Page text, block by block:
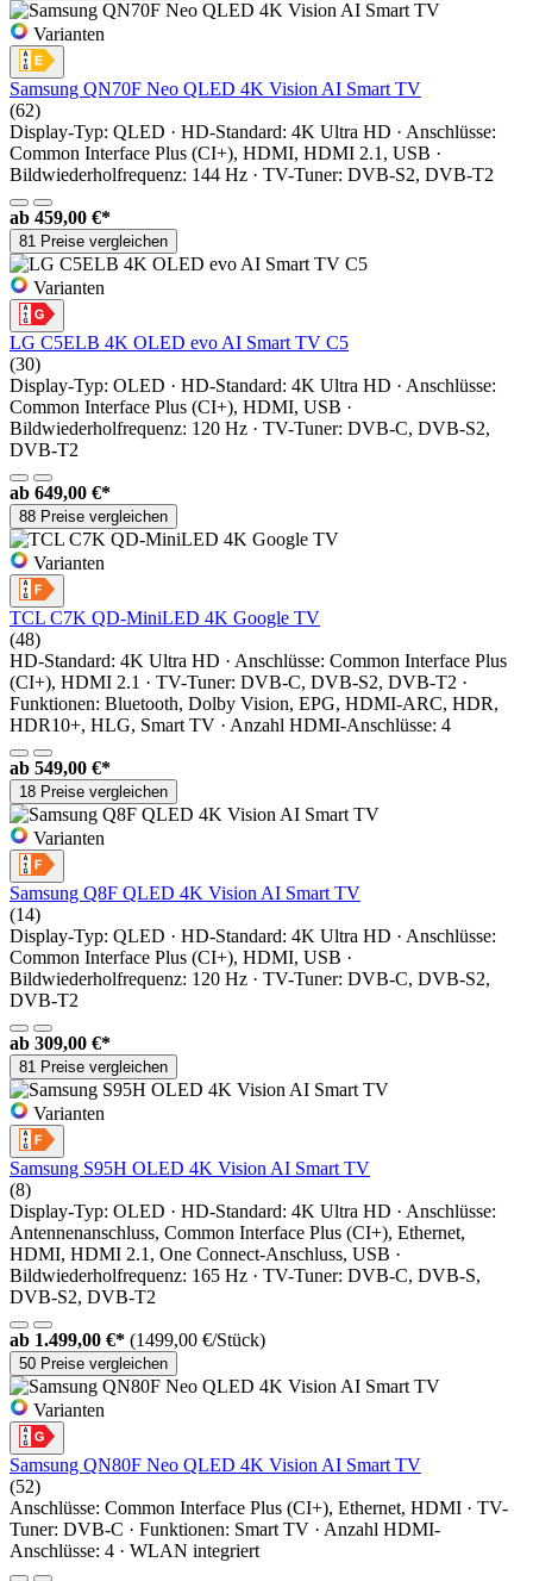
Varianten
Samsung QN70F Neo QLED 4K Vision AI Smart TV
(62)
Display-Typ: QLED · HD-Standard: 4K Ultra HD · Anschlüsse:
Common Interface Plus (CI+), HDMI, HDMI 2.1, USB ·
Bildwiederholfrequenz: 144 Hz · TV-Tuner: DVB-S2, DVB-T2
ab 459,00 €*
81 Preise vergleichen
Varianten
LG C5ELB 4K OLED evo AI Smart TV C5
(30)
Display-Typ: OLED · HD-Standard: 4K Ultra HD · Anschlüsse:
Common Interface Plus (CI+), HDMI, USB ·
Bildwiederholfrequenz: 120 Hz · TV-Tuner: DVB-C, DVB-S2,
DVB-T2
ab 649,00 €*
88 Preise vergleichen
Varianten
TCL C7K QD-MiniLED 4K Google TV
(48)
HD-Standard: 4K Ultra HD · Anschlüsse: Common Interface Plus
(CI+), HDMI 2.1 · TV-Tuner: DVB-C, DVB-S2, DVB-T2 ·
Funktionen: Bluetooth, Dolby Vision, EPG, HDMI-ARC, HDR,
HDR10+, HLG, Smart TV · Anzahl HDMI-Anschlüsse: 4
ab 549,00 €*
18 Preise vergleichen
Varianten
Samsung Q8F QLED 4K Vision AI Smart TV
(14)
Display-Typ: QLED · HD-Standard: 4K Ultra HD · Anschlüsse:
Common Interface Plus (CI+), HDMI, USB ·
Bildwiederholfrequenz: 120 Hz · TV-Tuner: DVB-C, DVB-S2,
DVB-T2
ab 309,00 €*
81 Preise vergleichen
Varianten
Samsung S95H OLED 4K Vision AI Smart TV
(8)
Display-Typ: OLED · HD-Standard: 4K Ultra HD · Anschlüsse:
Antennenanschluss, Common Interface Plus (CI+), Ethernet,
HDMI, HDMI 2.1, One Connect-Anschluss, USB ·
Bildwiederholfrequenz: 165 Hz · TV-Tuner: DVB-C, DVB-S,
DVB-S2, DVB-T2
ab 1.499,00 €* (1499,00 €/Stück)
50 Preise vergleichen
Varianten
Samsung QN80F Neo QLED 4K Vision AI Smart TV
(52)
Anschlüsse: Common Interface Plus (CI+), Ethernet, HDMI · TV-
Tuner: DVB-C · Funktionen: Smart TV · Anzahl HDMI-
Anschlüsse: 4 · WLAN integriert